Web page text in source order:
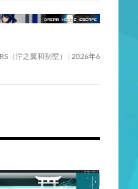
（泞之翼和别墅）
2026年6